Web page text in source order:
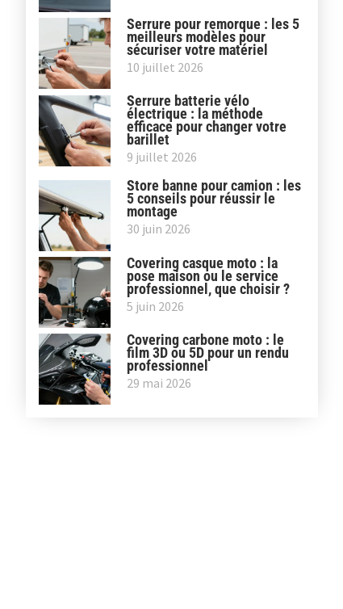
Serrure pour remorque : les 5
meilleurs modèles pour
sécuriser votre matériel
10 juillet 2026
Serrure batterie vélo
électrique : la méthode
efficace pour changer votre
barillet
9 juillet 2026
Store banne pour camion : les
5 conseils pour réussir le
montage
30 juin 2026
Covering casque moto : la
pose maison ou le service
professionnel, que choisir ?
5 juin 2026
Covering carbone moto : le
film 3D ou 5D pour un rendu
professionnel
29 mai 2026